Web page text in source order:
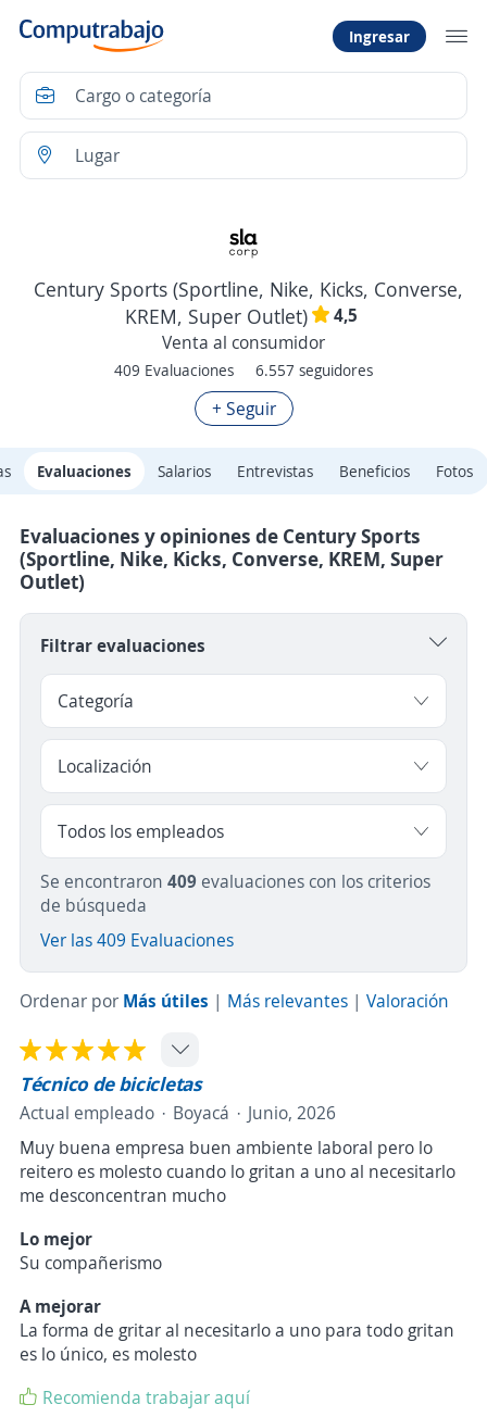
Ingresar
Century Sports (Sportline, Nike, Kicks, Converse,
KREM, Super Outlet)
4,5
Venta al consumidor
409 Evaluaciones 6.557 seguidores
+ Seguir
Evaluaciones Salarios Entrevistas Beneficios Fotos
Evaluaciones y opiniones de Century Sports
(Sportline, Nike, Kicks, Converse, KREM, Super
Outlet)
Filtrar evaluaciones
Se encontraron 409 evaluaciones con los criterios
de búsqueda
Ver las 409 Evaluaciones
Ordenar por Más útiles | Más relevantes | Valoración
Técnico de bicicletas
Actual empleado Boyacá
Junio, 2026
Muy buena empresa buen ambiente laboral pero lo
reitero es molesto cuando lo gritan a uno al necesitarlo
me desconcentran mucho
Lo mejor
Su compañerismo
A mejorar
La forma de gritar al necesitarlo a uno para todo gritan
es lo único, es molesto
Recomienda trabajar aquí